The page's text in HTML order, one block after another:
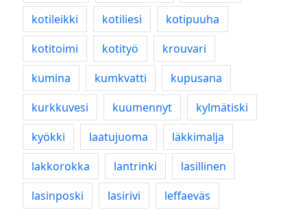
kotileikki
kotiliesi
kotipuuha
kotitoimi
kotityö
krouvari
kumina
kumkvatti
kupusana
kurkkuvesi
kuumennyt
kylmätiski
kyökki
laatujuoma
läkkimalja
lakkorokka
lantrinki
lasillinen
lasinposki
lasirivi
leffaeväs